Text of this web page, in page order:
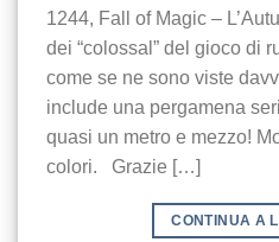
1244, Fall of Magic –
dei “colossal” del gioco di
come se ne sono viste
include una pergamena
quasi un metro e mezzo!
colori. Grazie […]
CONTINUA A